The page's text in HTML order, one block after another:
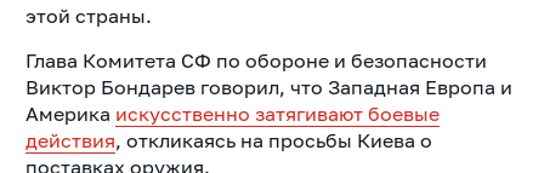
этой страны.
Глава Комитета СФ по обороне и безопасности
Виктор Бондарев говорил, что Западная Европа и
Америка искусственно затягивают боевые
действия, откликаясь на просьбы Киева о
поставках оружия.